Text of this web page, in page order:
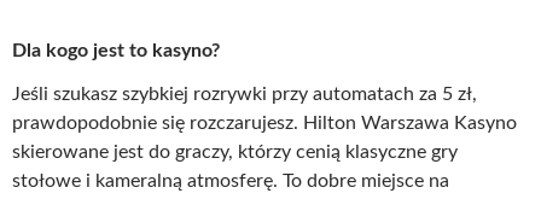
Dla kogo jest to kasyno?
Jeśli szukasz szybkiej rozrywki przy automatach za 5 zł,
prawdopodobnie się rozczarujesz. Hilton Warszawa Kasyno
skierowane jest do graczy, którzy cenią klasyczne gry
stołowe i kameralną atmosferę. To dobre miejsce na